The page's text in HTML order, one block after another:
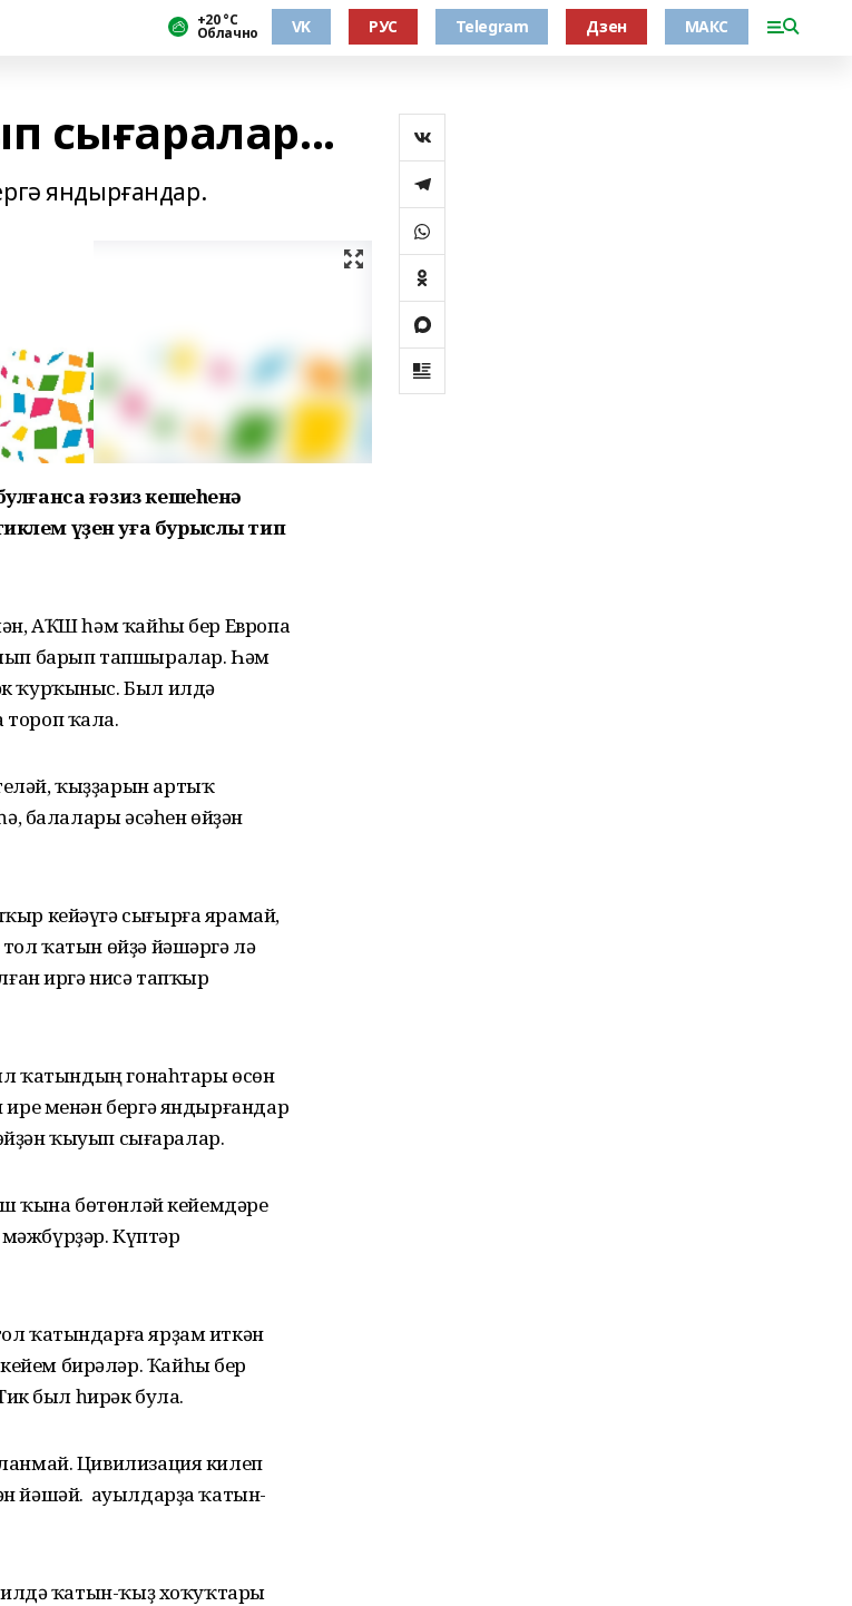
+20 °С
Облачно VK РУС Telegram Дзен МАКС
сығаралар...
яндырғандар.
ғәзиз кешеһенә
үҙен уға бурыслы тип
АҠШ һәм ҡайһы бер Европа
барып тапшыралар. Һәм
ҡурҡыныс. Был илдә
тороп ҡала.
ҡыҙҙарын артыҡ
балалары әсәһен өйҙән
кейәүгә сығырға ярамай,
ҡатын өйҙә йәшәргә лә
иргә нисә тапҡыр
ҡатындың гонаһтары өсөн
менән бергә яндырғандар
ҡыуып сығаралар.
ҡына бөтөнләй кейемдәре
Күптәр
ҡатындарға ярҙам иткән
бирәләр. Ҡайһы бер
был һирәк була.
Цивилизация килеп
йәшәй. Ә ауылдарҙа ҡатын-
илдә ҡатын-ҡыҙ хоҡуҡтары